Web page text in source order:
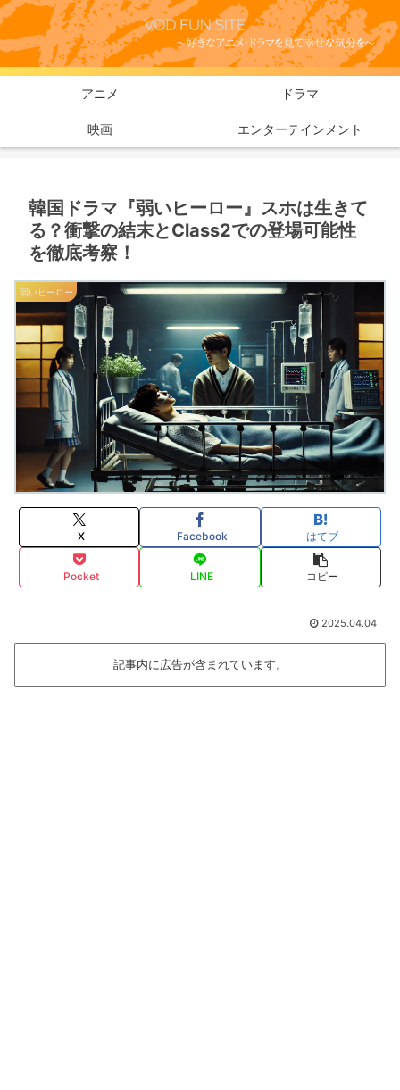
アニメ ドラマ
映画 エンターテインメント
韓国ドラマ『弱いヒーロー』スホは生きて
る？衝撃の結末とClass2での登場可能性
を徹底考察！
弱いヒーロー
X Facebook はてブ
Pocket LINE コピー
2025.04.04
記事内に広告が含まれています。